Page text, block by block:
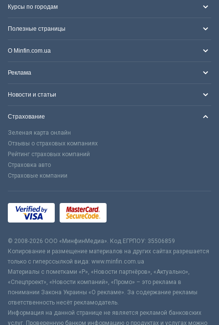
Курсы по городам
Полезные страницы
О Minfin.com.ua
Реклама
Новости и статьи
Страхование
Зеленая карта онлайн
Отзывы о страховых компаниях
Рейтинг страховых компаний
Страховка авто
Страховые компании
© 2008-2026 ООО «МинфинМедиа». Код ЕГРПОУ: 35506859
Копирование и размещение материалов на других сайтах разрешается
только с гиперссылкой вида: www.minfin.com.ua
Материалы с пометками «Р», «Новости партнёров», «Актуально»,
«Спецпроект», «Новости компаний», «Промо» – это реклама в
понимании Закона Украины «О рекламе». За содержание рекламы
ответственность несёт рекламодатель.
Информация на данной странице не является рекламой банковских
услуг. Проверенную банком информацию о продуктах и услугах можно